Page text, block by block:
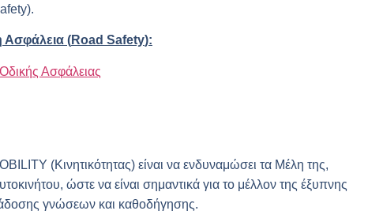
).
Ασφάλεια (Road Safety):
Ασφάλειας
(Κινητικότητας) είναι να ενδυναμώσει τα Μέλη της,
ώστε να είναι σημαντικά για το μέλλον της έξυπνης
γνώσεων και καθοδήγησης.